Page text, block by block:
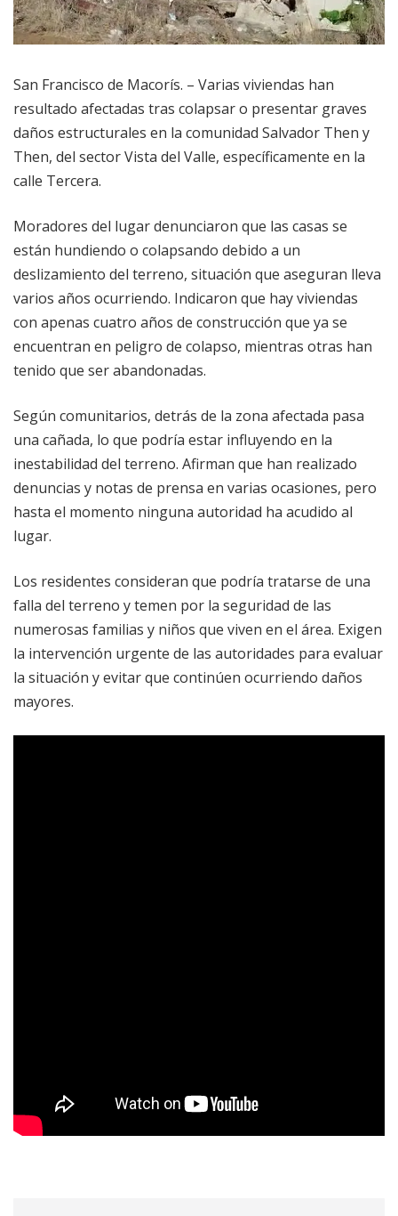
San Francisco de Macorís. – Varias viviendas han
resultado afectadas tras colapsar o presentar graves
daños estructurales en la comunidad Salvador Then y
Then, del sector Vista del Valle, específicamente en la
calle Tercera.
Moradores del lugar denunciaron que las casas se
están hundiendo o colapsando debido a un
deslizamiento del terreno, situación que aseguran lleva
varios años ocurriendo. Indicaron que hay viviendas
con apenas cuatro años de construcción que ya se
encuentran en peligro de colapso, mientras otras han
tenido que ser abandonadas.
Según comunitarios, detrás de la zona afectada pasa
una cañada, lo que podría estar influyendo en la
inestabilidad del terreno. Afirman que han realizado
denuncias y notas de prensa en varias ocasiones, pero
hasta el momento ninguna autoridad ha acudido al
lugar.
Los residentes consideran que podría tratarse de una
falla del terreno y temen por la seguridad de las
numerosas familias y niños que viven en el área. Exigen
la intervención urgente de las autoridades para evaluar
la situación y evitar que continúen ocurriendo daños
mayores.